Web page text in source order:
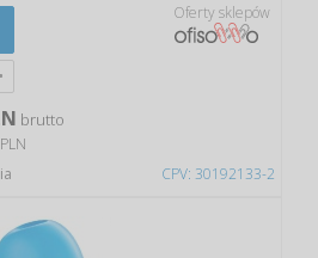
CPV: 30192133-2
Oferty sklepów
brutto